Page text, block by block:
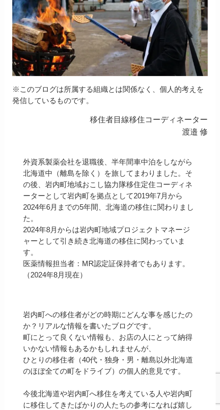
※このブログは所属する組織とは関係なく、個人的考えを
発信しているものです。
移住者目線移住コーディネーター
渡邉 修
外資系製薬会社を退職後、半年間車中泊をしながら
北海道中（離島を除く）を旅してまわりました。そ
の後、岩内町地域おこし協力隊移住定住コーディネ
ーターとして岩内町を拠点として2019年7月から
2024年6月までの5年間、北海道の移住に関わりまし
た。
2024年8月からは岩内町地域プロジェクトマネージ
ャーとして引き続き北海道の移住に関わっていま
す。
医薬情報担当者：MR認定証保持者でもあります。
（2024年8月現在）
岩内町への移住者がどの時期にどんな事を感じたの
か？リアルな情報を書いたブログです。
町にとって良くない情報も、お店の人にとって納得
いかない情報もあるかもしれませんが、
ひとりの移住者（40代・独身・男・離島以外北海道
のほぼ全ての町をドライブ）の個人的意見です。
今後北海道や岩内町へ移住を考えている人や岩内町
に移住してきたばかりの人たちの参考になれば嬉し